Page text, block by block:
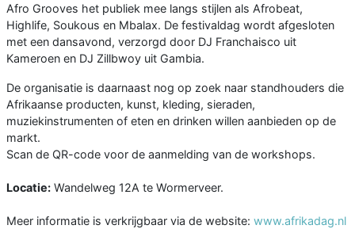
Afro Grooves het publiek mee langs stijlen als Afrobeat,
Highlife, Soukous en Mbalax. De festivaldag wordt afgesloten
met een dansavond, verzorgd door DJ Franchaisco uit
Kameroen en DJ Zillbwoy uit Gambia.
De organisatie is daarnaast nog op zoek naar standhouders die
Afrikaanse producten, kunst, kleding, sieraden,
muziekinstrumenten of eten en drinken willen aanbieden op de
markt.
Scan de QR-code voor de aanmelding van de workshops.
Locatie: Wandelweg 12A te Wormerveer.
Meer informatie is verkrijgbaar via de website: www.afrikadag.nl